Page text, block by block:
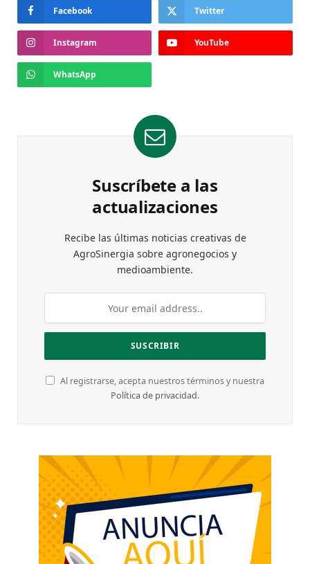
Facebook Twitter
Instagram YouTube
WhatsApp
Suscríbete a las
actualizaciones
Recibe las últimas noticias creativas de
AgroSinergia sobre agronegocios y
medioambiente.
Al registrarse, acepta nuestros términos y nuestra
Política de privacidad.